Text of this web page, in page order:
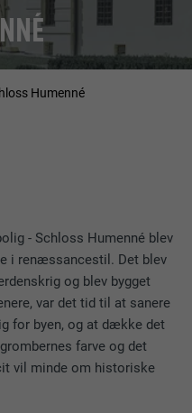
Humenné
- Schloss Humenné blev
i renæssancestil. Det blev
og blev bygget
var det tid til at sanere
for byen, og at dække det
farve og det
vil minde om historiske